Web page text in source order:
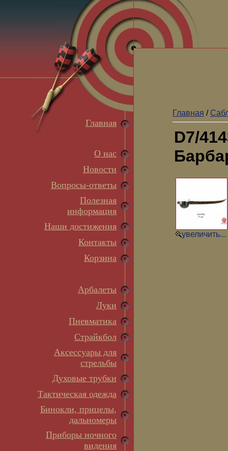
Главная
О нас
Новости
Вопросы-ответы
Полезная
информация
Наши достижения
Контакты
Корзина
Арбалеты
Луки
Пневматика
Страйкбол
Аксессуары для
стрельбы
Духовые трубки
Тактическая одежда
Бинокли, прицелы,
дальномеры
Приборы ночного
видения
Главная /
D7/
увеличить...